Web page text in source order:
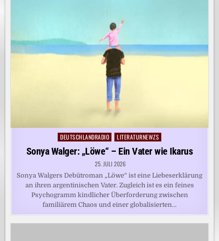
Posted
in
DEUTSCHLANDRADIO LITERATURNEWZS
Sonya Walger: „Löwe“ – Ein Vater wie Ikarus
25. JULI 2026
Sonya Walgers Debütroman „Löwe“ ist eine Liebeserklärung
an ihren argentinischen Vater. Zugleich ist es ein feines
Psychogramm kindlicher Überforderung zwischen
familiärem Chaos und einer globalisierten…